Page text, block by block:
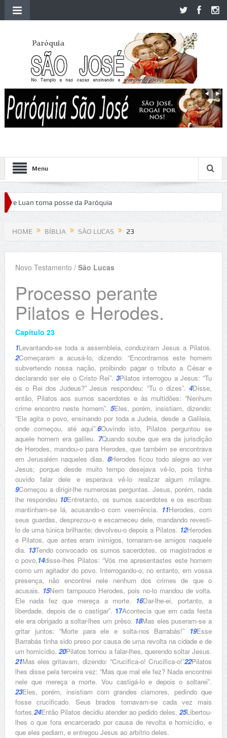
Menu
toma posse da Paróquia
HOME BÍBLIA SÃO LUCAS 23
Novo Testamento / São Lucas
Processo perante
Pilatos e Herodes.
Capítulo 23
1Levantando-se toda a assembleia, conduziram Jesus a Pilatos.
2Começaram a acusá-lo, dizendo: “Encontramos este homem
subvertendo nossa nação, proibindo pagar o tributo a César e
declarando ser ele o Cristo Rei”.3Pilatos interrogou a Jesus: “Tu
és o Rei dos Judeus?” Jesus respondeu: “Tu o dizes”.4Disse,
então, Pilatos aos sumos sacerdotes e às multidões: “Nenhum
crime encontro neste homem”.5Eles, porém, insistiam, dizendo:
“Ele agita o povo, ensinando por toda a Judeia, desde a Galileia,
onde começou, até aqui”.6Ouvindo isto, Pilatos perguntou se
aquele homem era galileu. 7Quando soube que era da jurisdição
de Herodes, mandou-o para Herodes, que também se encontrava
em Jerusalém naqueles dias. 8Herodes ficou todo alegre ao ver
Jesus; porque desde muito tempo desejava vê-lo, pois tinha
ouvido falar dele e esperava vê-lo realizar algum milagre.
9Começou a dirigir-lhe numerosas perguntas. Jesus, porém, nada
lhe respondeu 10Entretanto, os sumos sacerdotes e os escribas
mantinham-se lá, acusando-o com veemência. 11Herodes, com
seus guardas, desprezou-o e escarneceu dele, mandando revesti-
lo de uma túnica brilhante; devolveu-o depois a Pilatos. 12Herodes
e Pilatos, que antes eram inimigos, tornaram-se amigos naquele
dia. 13Tendo convocado os sumos sacerdotes, os magistrados e
o povo,14disse-lhes Pilatos: “Vós me apresentastes este homem
como um agitador do povo. Interrogando-o, no entanto, em vossa
presença, não encontrei nele nenhum dos crimes de que o
acusais. 15Nem tampouco Herodes, pois no-lo mandou de volta.
Ele nada fez que mereça a morte. 16Dar-lhe-ei, portanto, a
liberdade, depois de o castigar”. 17Acontecia que em cada festa
ele era obrigado a soltar-lhes um prêso. 18Mas eles puseram-se a
gritar juntos: “Morte para ele e solta-nos Barrabás!” 19Esse
Barrabás tinha sido preso por causa de uma revolta na cidade e de
um homicídio.20Pilatos tornou a falar-lhes, querendo soltar Jesus.
21Mas eles gritavam, dizendo: “Crucifica-o! Crucifica-o!”22Pilatos
lhes disse pela terceira vez: “Mas que mal ele fez? Nada encontrei
nele que mereça a morte. Vou castigá-lo e depois o soltarei”.
23Eles, porém, insistiam com grandes clamores, pedindo que
fosse crucificado. Seus brados tornavam-se cada vez mais
fortes.24Então Pilatos decidiu atender ao pedido deles.25Libertou-
lhes o que fora encarcerado por causa de revolta e homicídio, e
que eles pediam, e entregou Jesus ao arbítrio deles.